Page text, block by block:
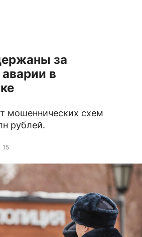
за
в
мошеннических схем
рублей.
15